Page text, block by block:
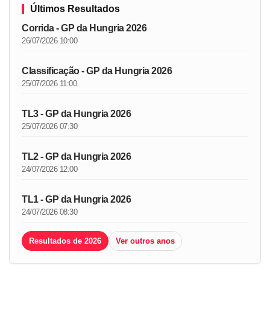
Últimos Resultados
Corrida - GP da Hungria 2026
26/07/2026 10:00
Classificação - GP da Hungria 2026
25/07/2026 11:00
TL3 - GP da Hungria 2026
25/07/2026 07:30
TL2 - GP da Hungria 2026
24/07/2026 12:00
TL1 - GP da Hungria 2026
24/07/2026 08:30
Resultados de 2026 Ver outros anos